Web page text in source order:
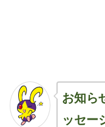
お知ら
ッセー